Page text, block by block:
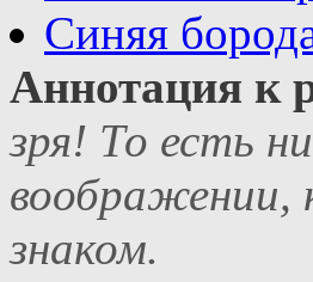
Синяя
Аннотация к
зря! То есть
воображении,
знаком.